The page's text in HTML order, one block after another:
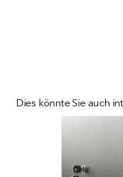
Dies könnte Sie auch